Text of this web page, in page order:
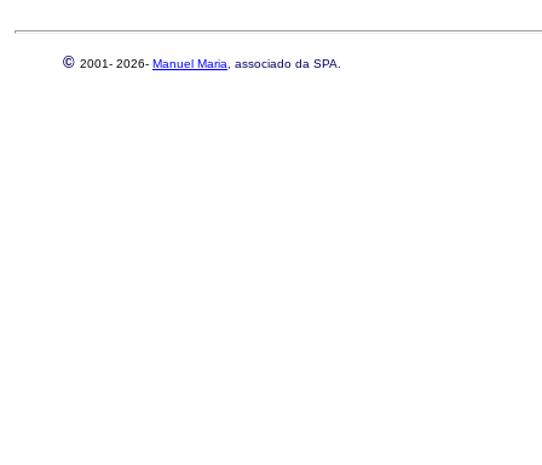
© 2001- 2026- Manuel Maria , associado da SPA.